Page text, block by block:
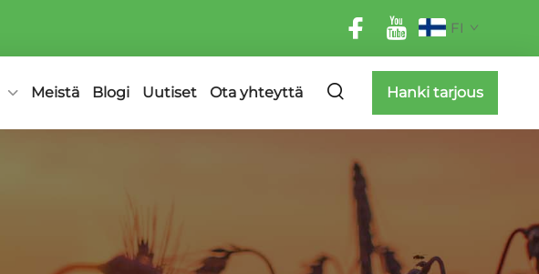
FI
Meistä Blogi Uutiset Ota yhteyttä Hanki tarjous